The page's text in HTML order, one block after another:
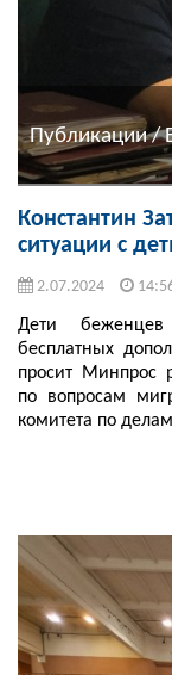
Публикации /
Константин
ситуации с
2.07.2024
Дети
бесплатных
просит Минпрос
по вопросам
комитета по